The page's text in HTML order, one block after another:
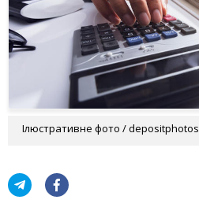
Ілюстративне фото / depositphotos